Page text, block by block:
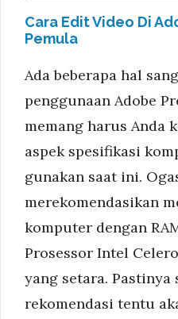
Cara Edit Video Di
Pemula
Ada beberapa hal
penggunaan Adobe
memang harus Anda
aspek spesifikasi
gunakan saat ini.
merekomendasikan
komputer dengan
Prosessor Intel
yang setara.
rekomendasi tentu